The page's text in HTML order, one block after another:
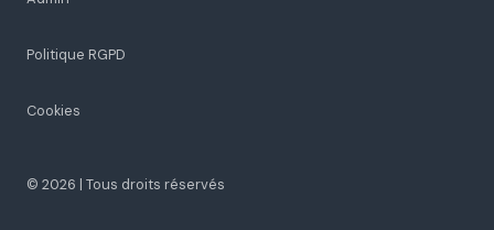
Politique RGPD
Cookies
© 2026 | Tous droits réservés